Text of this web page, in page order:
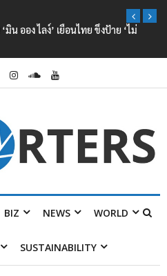
น ออง ไลง์’ เยือนไทย ขึงป้าย ‘ไม่
BIZ NEWS WORLD
SUSTAINABILITY